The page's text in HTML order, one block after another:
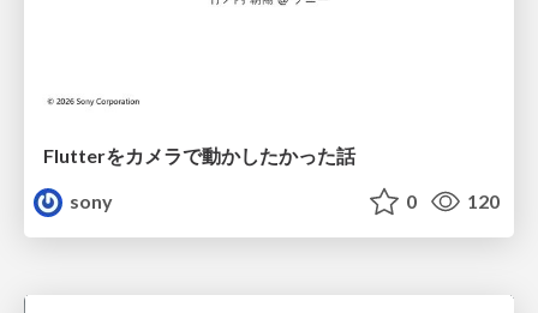
Flutterをカメラで動かしたかった話
sony
0 120